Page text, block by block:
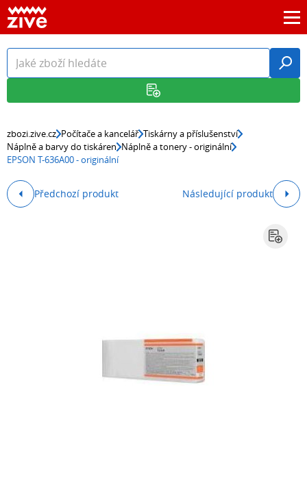
zbozi.zive.cz Počítače a kancelář Tiskárny a příslušenství
Náplně a barvy do tiskáren Náplně a tonery - originální
EPSON T-636A00 - originální
Předchozí produkt Následující produkt